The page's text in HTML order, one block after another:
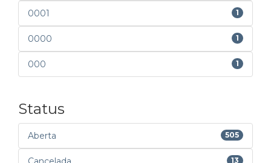
0001 1
0000 1
000 1
Status
Aberta 505
13